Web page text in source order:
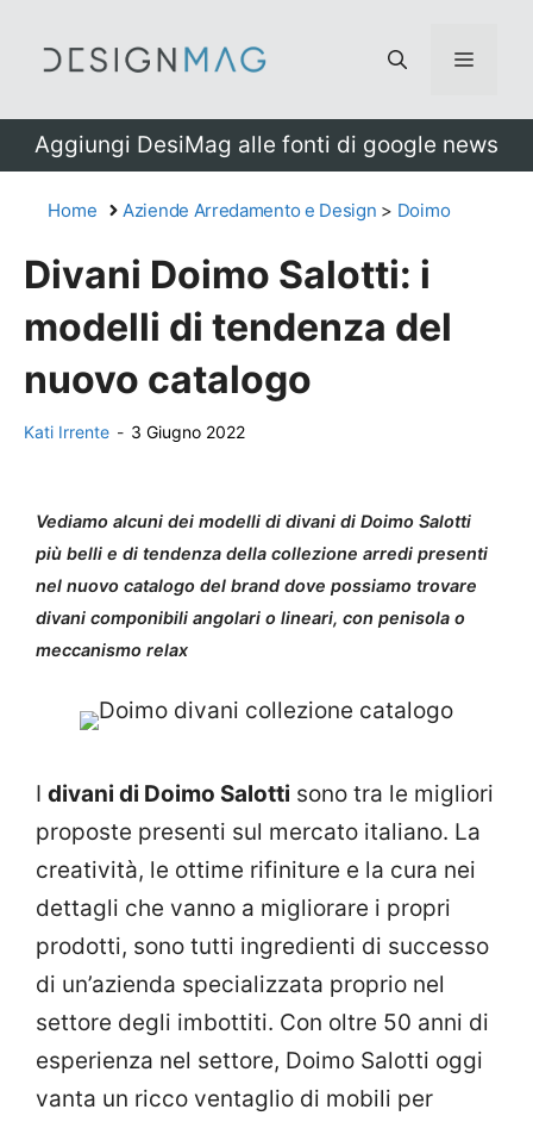
Menu
Aggiungi DesiMag alle fonti di google news
Home Aziende Arredamento e Design > Doimo
Divani Doimo Salotti: i
modelli di tendenza del
nuovo catalogo
Kati Irrente - 3 Giugno 2022
Vediamo alcuni dei modelli di divani di Doimo Salotti
più belli e di tendenza della collezione arredi presenti
nel nuovo catalogo del brand dove possiamo trovare
divani componibili angolari o lineari, con penisola o
meccanismo relax
I divani di Doimo Salotti sono tra le migliori
proposte presenti sul mercato italiano. La
creatività, le ottime rifiniture e la cura nei
dettagli che vanno a migliorare i propri
prodotti, sono tutti ingredienti di successo
di un’azienda specializzata proprio nel
settore degli imbottiti. Con oltre 50 anni di
esperienza nel settore, Doimo Salotti oggi
vanta un ricco ventaglio di mobili per